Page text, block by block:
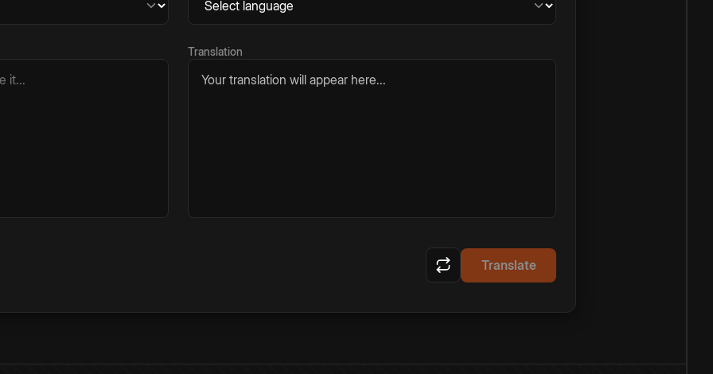
Translation
Your translation will appear here...
Translate